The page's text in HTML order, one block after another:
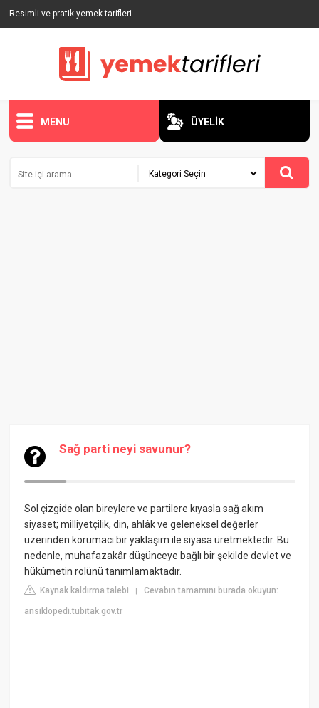
Resimli ve pratik yemek tarifleri
MENU ÜYELİK
Sağ parti neyi savunur?
Sol çizgide olan bireylere ve partilere kıyasla sağ akım
siyaset; milliyetçilik, din, ahlâk ve geleneksel değerler
üzerinden korumacı bir yaklaşım ile siyasa üretmektedir. Bu
nedenle, muhafazakâr düşünceye bağlı bir şekilde devlet ve
hükûmetin rolünü tanımlamaktadır.
Kaynak kaldırma talebi |Cevabın tamamını burada okuyun:
ansiklopedi.tubitak.gov.tr